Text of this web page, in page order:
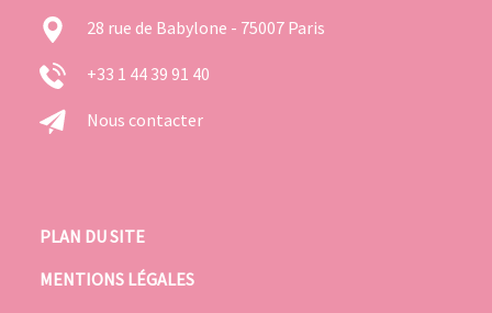
28 rue de Babylone - 75007 Paris
+33 1 44 39 91 40
Nous contacter
PLAN DU SITE
MENTIONS LÉGALES